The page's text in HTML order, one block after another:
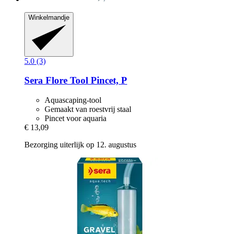
Winkelmandje
5.0 (3)
Sera Flore Tool Pincet, P
Aquascaping-tool
Gemaakt van roestvrij staal
Pincet voor aquaria
€ 13,09
Bezorging uiterlijk op 12. augustus